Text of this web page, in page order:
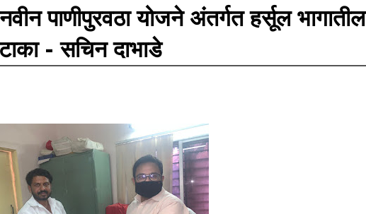
पाणीपुरवठा योजने अंतर्गत हर्सूल भागातील
- सचिन दाभाडे